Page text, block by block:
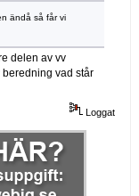
ändå så får vi
delen av vv
beredning vad står
Loggat